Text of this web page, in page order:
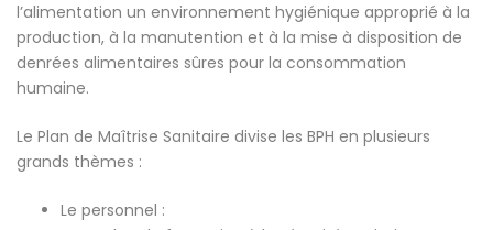
l’alimentation un environnement hygiénique approprié à la
production, à la manutention et à la mise à disposition de
denrées alimentaires sûres pour la consommation
humaine.
Le Plan de Maîtrise Sanitaire divise les BPH en plusieurs
grands thèmes :
Le personnel :